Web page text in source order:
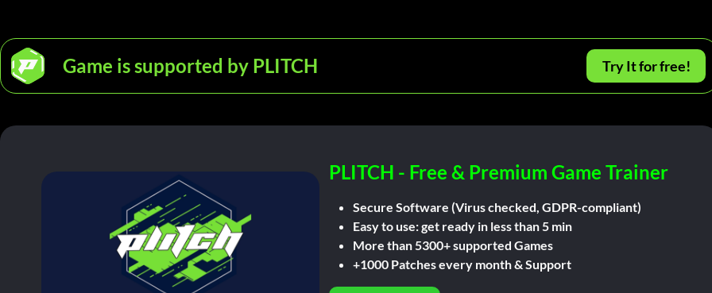
Game is supported by PLITCH Try It for free!
PLITCH - Free & Premium Game Trainer
Secure Software (Virus checked, GDPR-compliant)
Easy to use: get ready in less than 5 min
More than 5300+ supported Games
+1000 Patches every month & Support